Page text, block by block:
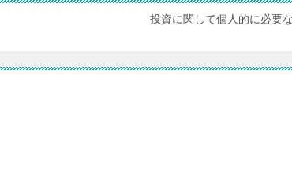
投資に関して個人的に必要